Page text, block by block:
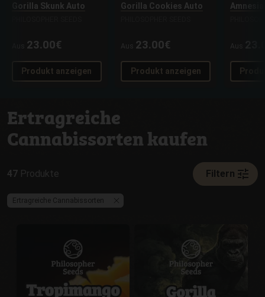
Gorilla Skunk Auto
23.00€
Produkt anzeigen
Gorilla Cookies Auto
Aus 23.00€
Produkt anzeigen
Aus
Ertragreiche
Cannabissorten kaufen
47 Produkte Filtern tune
Ertragreiche Cannabissorten